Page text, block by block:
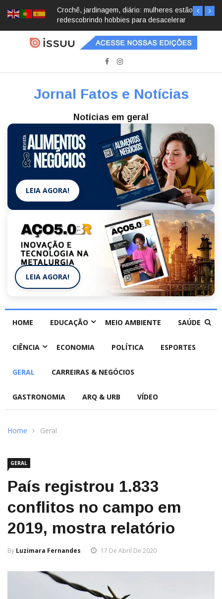
Crochê, jardinagem, diário: mulheres estão
redescobrindo hobbies para desacelerar
Jornal Fatos e Notícias
Notícias em geral
LEIA AGORA!
LEIA AGORA!
HOME EDUCAÇÃO MEIO AMBIENTE SAÚDE
CIÊNCIA ECONOMIA POLÍTICA ESPORTES
GERAL CARREIRAS & NEGÓCIOS
GASTRONOMIA ARQ & URB VÍDEO
Home Geral
GERAL
País registrou 1.833
conflitos no campo em
2019, mostra relatório
By Luzimara Fernandes 17 De Abril De 2020